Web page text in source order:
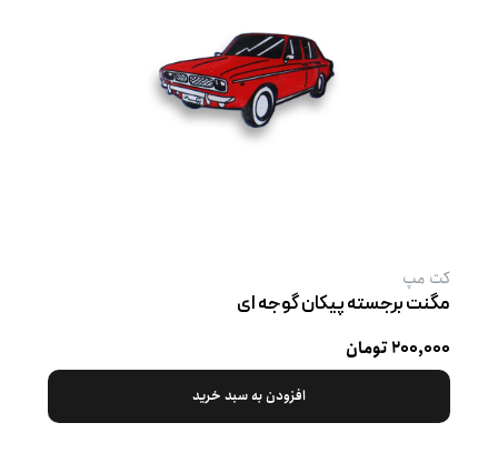
کت‌ مپ
مگنت برجسته پیکان گوجه ‌ای
۲۰۰,۰۰۰ تومان
افزودن به سبد خرید